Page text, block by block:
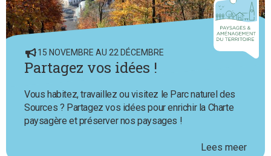
15 NOVEMBRE AU 22 DÉCEMBRE
Partagez vos idées !
Vous habitez, travaillez ou visitez le Parc naturel des
Sources ? Partagez vos idées pour enrichir la Charte
paysagère et préserver nos paysages !
Lees meer